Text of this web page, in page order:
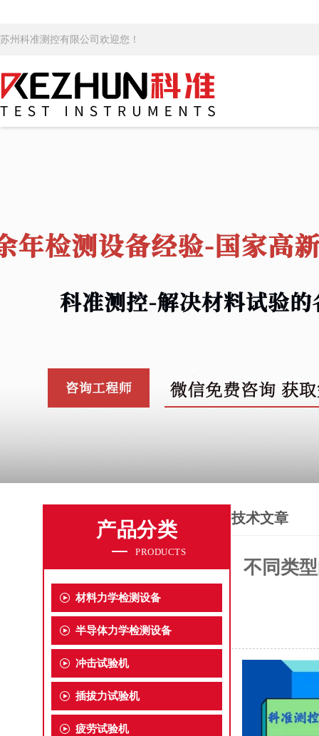
苏州科准测控有限公司欢迎您！
产品分类
PRODUCTS
材料力学检测设备
半导体力学检测设备
冲击试验机
插拔力试验机
疲劳试验机
技术文章
不同类